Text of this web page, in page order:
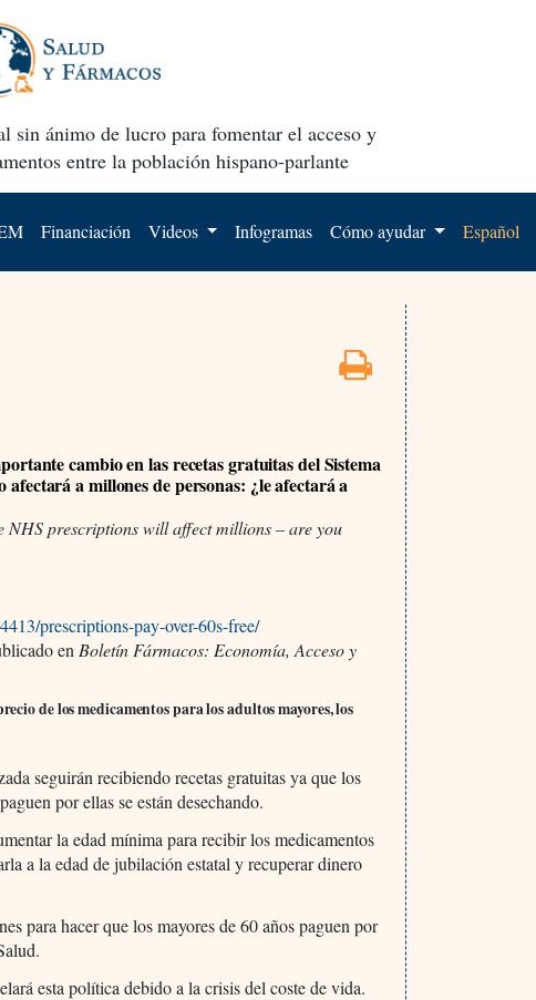
sin ánimo de lucro para fomentar el acceso y
entre la población hispano-parlante
Financiación Videos Infogramas Cómo ayudar Español
cambio en las recetas gratuitas del Sistema
a millones de personas: ¿le afectará a
NHS prescriptions will affect millions – are you
prescriptions-pay-over-60s-free/
en Boletín Fármacos: Economía, Acceso y
de los medicamentos para los adultos mayores, los
seguirán recibiendo recetas gratuitas ya que los
por ellas se están desechando.
la edad mínima para recibir los medicamentos
a la edad de jubilación estatal y recuperar dinero
para hacer que los mayores de 60 años paguen por
esta política debido a la crisis del coste de vida.